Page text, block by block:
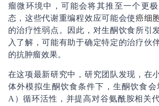
瘤微环境中，可能会将其推至一个更
态，这些代谢重编程效应可能会使癌细
的治疗性弱点。因此，对生酮饮食所引
入了解，可能有助于确定特定的治疗伙
的抗肿瘤效果。
在这项最新研究中，研究团队发现，在
体外模拟生酮饮食条件下，生酮饮食会
A）循环活性，并提高对谷氨酰胺相关